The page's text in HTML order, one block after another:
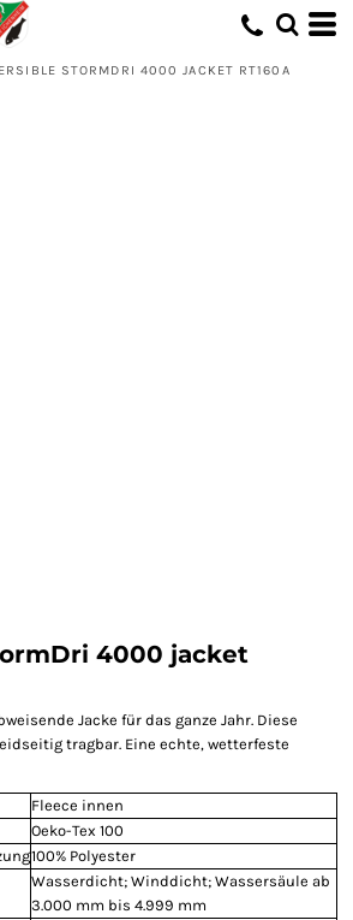
STORMDRI 4000 JACKET RT160A
4000 jacket
Jacke für das ganze Jahr. Diese
tragbar. Eine echte, wetterfeste
Fleece innen
Oeko-Tex 100
100% Polyester
Wasserdicht; Winddicht; Wassersäule ab
3.000 mm bis 4.999 mm